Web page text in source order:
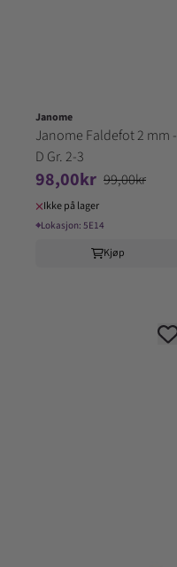
Janome
Janome Faldefot 2 mm -
D Gr. 2-3
98,00kr 99,00kr
Ikke på lager
⌖Lokasjon: 5E14
Kjøp